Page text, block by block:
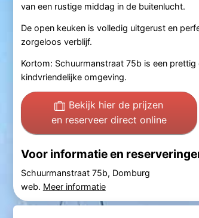
van een rustige middag in de buitenlucht.
De open keuken is volledig uitgerust en
zorgeloos verblijf.
Kortom: Schuurmanstraat 75b is een
kindvriendelijke omgeving.
Bekijk hier de prijzen
en reserveer direct online
Voor informatie en
Schuurmanstraat 75b, Domburg
web. Meer informatie